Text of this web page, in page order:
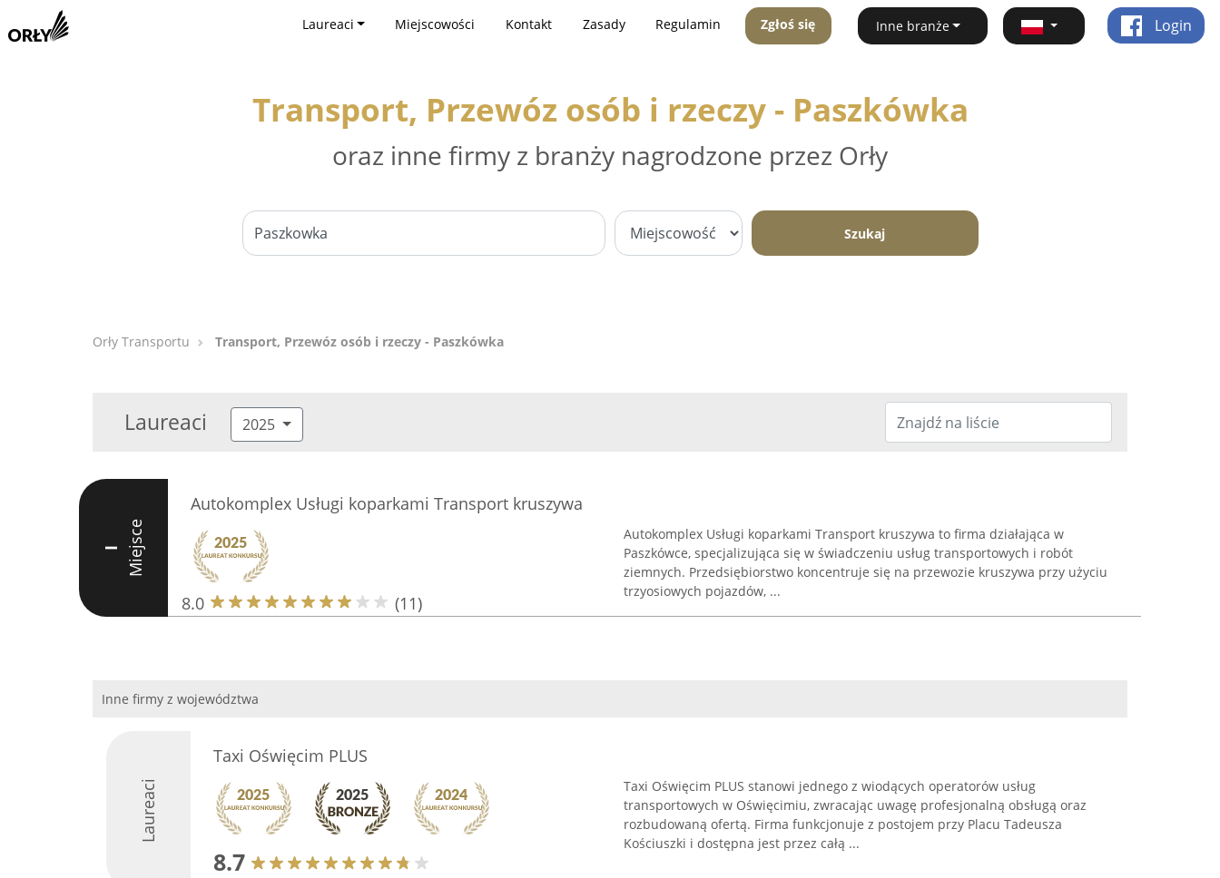
Laureaci Miejscowości Kontakt Zasady Regulamin Zgłoś się Inne branże Login
Transport, Przewóz osób i rzeczy - Paszkówka
oraz inne firmy z branży nagrodzone przez Orły
Szukaj
Orły Transportu Transport, Przewóz osób i rzeczy - Paszkówka
Laureaci 2025
I Miejsce
Autokomplex Usługi koparkami Transport kruszywa
8.0 (11)
Autokomplex Usługi koparkami Transport kruszywa to firma działająca w
Paszkówce, specjalizująca się w świadczeniu usług transportowych i robót
ziemnych. Przedsiębiorstwo koncentruje się na przewozie kruszywa przy użyciu
trzyosiowych pojazdów, ...
Inne firmy z województwa
Laureaci
Taxi Oświęcim PLUS
8.7
Taxi Oświęcim PLUS stanowi jednego z wiodących operatorów usług
transportowych w Oświęcimiu, zwracając uwagę profesjonalną obsługą oraz
rozbudowaną ofertą. Firma funkcjonuje z postojem przy Placu Tadeusza
Kościuszki i dostępna jest przez całą ...